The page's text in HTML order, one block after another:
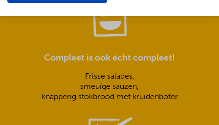
Compleet is ook écht compleet!
Frisse salades,
smeuïge sauzen,
knapperig stokbrood met kruidenboter